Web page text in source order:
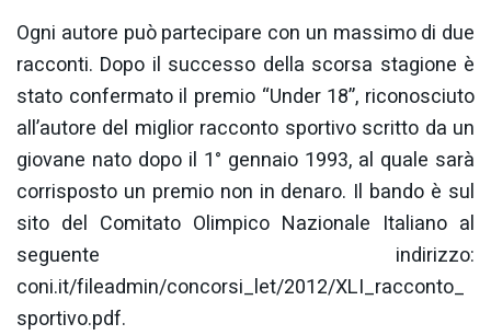
Ogni autore può partecipare con un massimo di due
racconti. Dopo il successo della scorsa stagione è
stato confermato il premio “Under 18”, riconosciuto
all’autore del miglior racconto sportivo scritto da un
giovane nato dopo il 1° gennaio 1993, al quale sarà
corrisposto un premio non in denaro. Il bando è sul
sito del Comitato Olimpico Nazionale Italiano al
seguente indirizzo:
coni.it/fileadmin/concorsi_let/2012/XLI_racconto_
sportivo.pdf.